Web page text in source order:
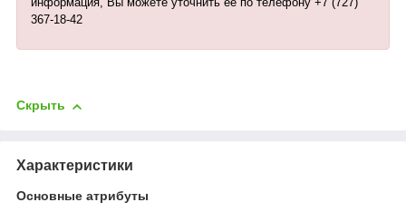
367-18-42
Скрыть
Характеристики
Основные атрибуты